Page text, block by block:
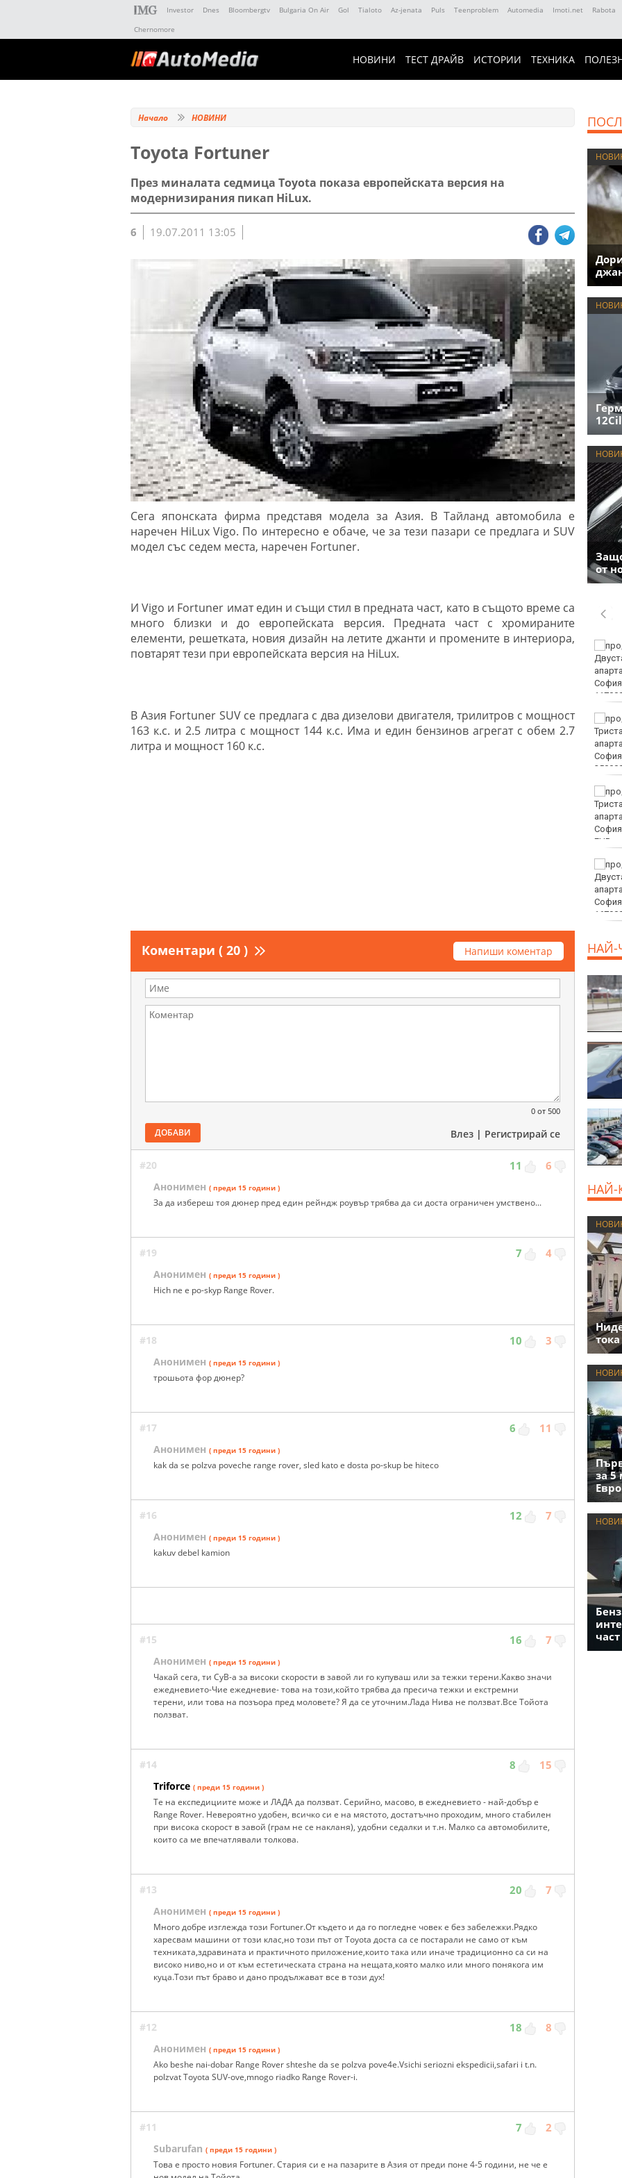
Investor Dnes Bloombergtv Bulgaria On Air Gol Tialoto Az-jenata Puls Teenproblem Automedia Imoti.net Rabota
Chernomore
НОВИНИ ТЕСТ ДРАЙВ ИСТОРИИ ТЕХНИКА
Начало НОВИНИ
Toyota Fortuner
През миналата седмица Toyota показа европейската версия на
модернизирания пикап HiLux.
6 19.07.2011 13:05
Сега японската фирма представя модела за Азия. В Тайланд автомобила е
наречен HiLux Vigo. По интересно е обаче, че за тези пазари се предлага и SUV
модел със седем места, наречен Fortuner.
И Vigo и Fortuner имат един и същи стил в предната част, като в същото време са
много близки и до европейската версия. Предната част с хромираните
елементи, решетката, новия дизайн на летите джанти и промените в интериора,
повтарят тези при европейската версия на HiLux.
В Азия Fortuner SUV се предлага с два дизелови двигателя, трилитров с мощност
163 к.с. и 2.5 литра с мощност 144 к.с. Има и един бензинов агрегат с обем 2.7
литра и мощност 160 к.с.
Коментари ( 20 ) Напиши коментар
0 от 500
ДОБАВИ Влез | Регистрирай се
#20 11 6
Анонимен ( преди 15 години )
За да избереш тоя дюнер пред един рейндж роувър трябва да си доста ограничен умствено...
#19 7 4
Анонимен ( преди 15 години )
Hich ne e po-skyp Range Rover.
#18 10 3
Анонимен ( преди 15 години )
трошьота фор дюнер?
#17 6 11
Анонимен ( преди 15 години )
kak da se polzva poveche range rover, sled kato e dosta po-skup be hiteco
#16 12 7
Анонимен ( преди 15 години )
kakuv debel kamion
#15 16 7
Анонимен ( преди 15 години )
Чакай сега, ти СуВ-а за високи скорости в завой ли го купуваш или за тежки терени.Какво значи
ежедневието-Чие ежедневие- това на този,който трябва да пресича тежки и екстремни
терени, или това на позъора пред моловете? Я да се уточним.Лада Нива не ползват.Все Тойота
ползват.
#14 8 15
Triforce ( преди 15 години )
Те на експедициите може и ЛАДА да ползват. Серийно, масово, в ежедневието - най-добър е
Range Rover. Невероятно удобен, всичко си е на мястото, достатъчно проходим, много стабилен
при висока скорост в завой (грам не се накланя), удобни седалки и т.н. Малко са автомобилите,
които са ме впечатлявали толкова.
#13 20 7
Анонимен ( преди 15 години )
Много добре изглежда този Fortuner.От където и да го погледне човек е без забележки.Рядко
харесвам машини от този клас,но този път от Toyota доста са се постарали не само от към
техниката,здравината и практичното приложение,които така или иначе традиционно са си на
високо ниво,но и от към естетическата страна на нещата,която малко или много понякога им
куца.Този път браво и дано продължават все в този дух!
#12 18 8
Анонимен ( преди 15 години )
Ako beshe nai-dobar Range Rover shteshe da se polzva pove4e.Vsichi seriozni ekspedicii,safari i t.n.
polzvat Toyota SUV-ove,mnogo riadko Range Rover-i.
#11 7 2
Subarufan ( преди 15 години )
Това е просто новия Fortuner. Стария си е на пазарите в Азия от преди поне 4-5 години, не че е
от
Винисиус Жуниор
ЦСКА удари с 3:0 Макаби
като гост
EUR
800
НАЙ-
НАЙ-
за 5
част